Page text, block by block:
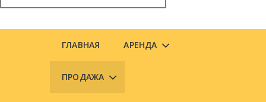
ГЛАВНАЯ АРЕНДА
ПРОДАЖА